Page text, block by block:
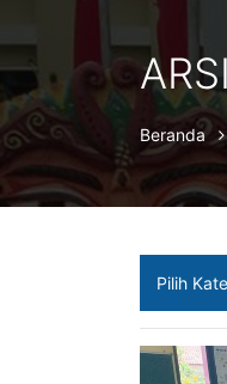
Beranda
Pilih